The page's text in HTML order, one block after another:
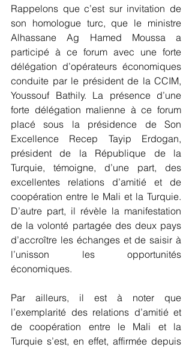
Rappelons que c’est sur invitation de
son homologue turc, que le ministre
Alhassane Ag Hamed Moussa a
participé à ce forum avec une forte
délégation d’opérateurs économiques
conduite par le président de la CCIM,
Youssouf Bathily. La présence d’une
forte délégation malienne à ce forum
placé sous la présidence de Son
Excellence Recep Tayip Erdogan,
président de la République de la
Turquie, témoigne, d’une part, des
excellentes relations d’amitié et de
coopération entre le Mali et la Turquie.
D’autre part, il révèle la manifestation
de la volonté partagée des deux pays
d’accroître les échanges et de saisir à
l’unisson les opportunités
économiques.
Par ailleurs, il est à noter que
l’exemplarité des relations d’amitié et
de coopération entre le Mali et la
Turquie s’est, en effet, affirmée depuis